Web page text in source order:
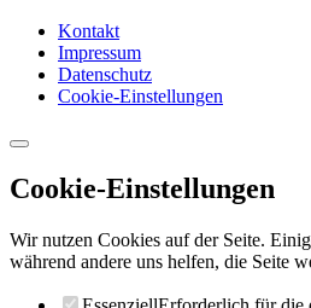
Kontakt
Impressum
Datenschutz
Cookie-Einstellungen
Cookie-Einstellungen
Wir nutzen Cookies auf der Seite.
während andere uns helfen, die Seite